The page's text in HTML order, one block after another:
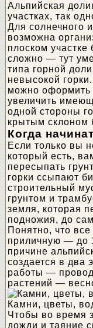
Альпийская
участках, так
Для солнечного
возможна
плоском
сложно — тут
типа горной
невысокой
можно оформить
увеличить
одной стороны
крытым склоном
Когда
Если только вы
который есть,
пересыпать
горки ссыпают
строительный
грунтом и
земля, которая
подножия, до
Понятно, что
приличную — до
причине
создается в два
работы —
растений —
Камни, цветы,
Чтобы во время
дожди и таяние